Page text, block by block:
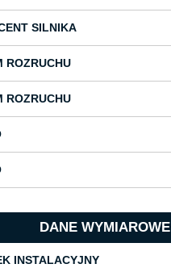
SILNIKA
ROZRUCHU
ROZRUCHU
DANE WYMIAROWE
INSTALACYJNY